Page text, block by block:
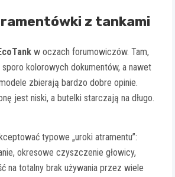
z tankami
w oczach forumowiczów. Tam,
kolorowych dokumentów, a nawet
zbierają bardzo dobre opinie.
jest niski, a butelki starczają na długo.
typowe „uroki atramentu”:
okresowe czyszczenie głowicy,
na totalny brak używania przez wiele